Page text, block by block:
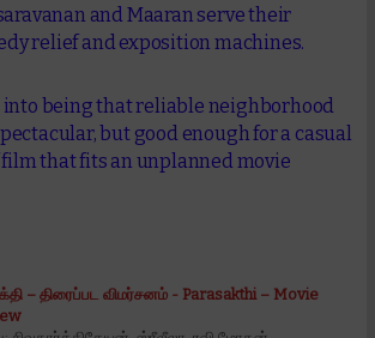
and Maaran serve their
relief and exposition machines.
into being that reliable neighborhood
but good enough for a casual
that fits an unplanned movie
– திரைப்பட விமர்சனம் - Parasakthi – Movie